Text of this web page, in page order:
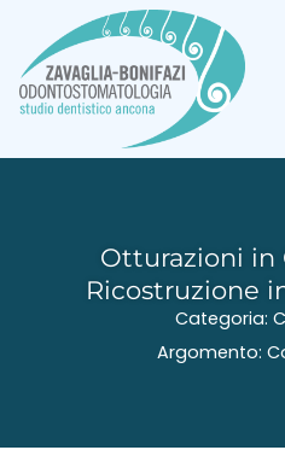
Otturazioni in
Ricostruzione
Categoria:
Argomento: